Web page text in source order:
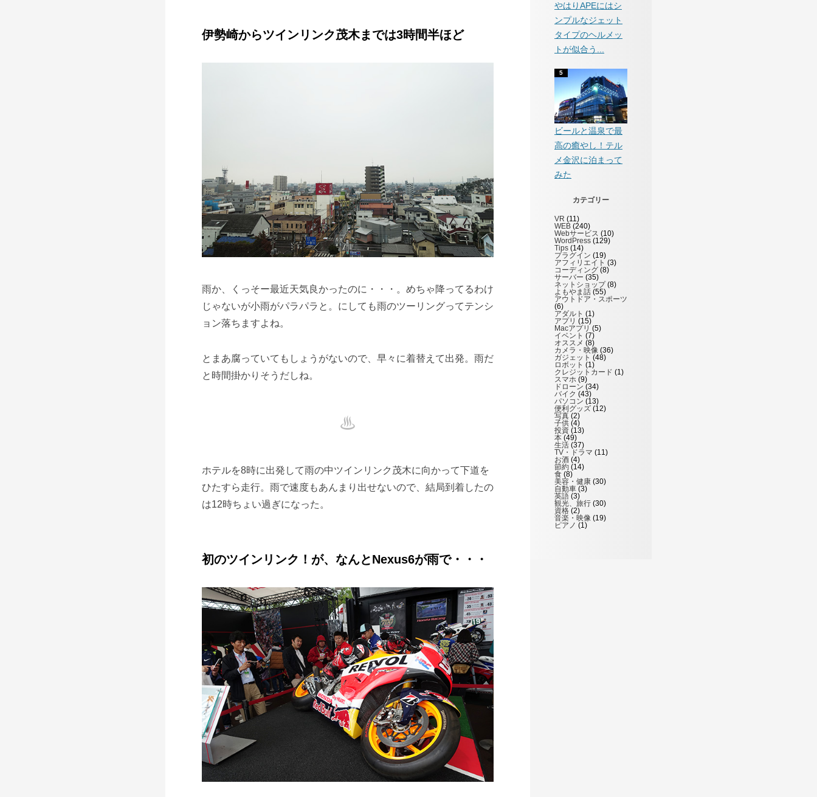
伊勢崎からツインリンク茂木までは3時間半ほど
雨か、くっそー最近天気良かったのに・・・。めちゃ降ってるわけ
じゃないが小雨がパラパラと。にしても雨のツーリングってテンシ
ョン落ちますよね。
とまあ腐っていてもしょうがないので、早々に着替えて出発。雨だ
と時間掛かりそうだしね。
ホテルを8時に出発して雨の中ツインリンク茂木に向かって下道を
ひたすら走行。雨で速度もあんまり出せないので、結局到着したの
は12時ちょい過ぎになった。
初のツインリンク！が、なんとNexus6が雨で・・・
やはりAPEにはシ
ンプルなジェット
タイプのヘルメッ
トが似合う...
ビールと温泉で最
高の癒やし！テル
メ金沢に泊まって
みた
カテゴリー
VR (11)
WEB (240)
Webサービス (10)
WordPress (129)
Tips (14)
プラグイン (19)
アフィリエイト (3)
コーディング (8)
サーバー (35)
ネットショップ(8)
よもやま話 (55)
アウトドア・スポーツ
(6)
アダルト (1)
アプリ (15)
Macアプリ (5)
イベント (7)
オススメ (8)
カメラ・映像 (36)
ガジェット (48)
ロボット (1)
クレジットカード (1)
スマホ (9)
ドローン (34)
バイク (43)
パソコン (13)
便利グッズ (12)
写真 (2)
子供 (4)
投資 (13)
本 (49)
生活 (37)
TV・ドラマ (11)
お酒 (4)
節約 (14)
食 (8)
美容・健康 (30)
自動車 (3)
英語 (3)
観光、旅行 (30)
資格 (2)
音楽・映像 (19)
ピアノ (1)